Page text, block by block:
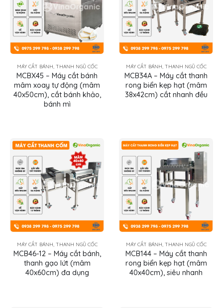
MÁY CẮT BÁNH, THANH NGŨ CỐC
MCBX45 – Máy cắt bánh
mâm xoay tự động (mâm
40x50cm), cắt bánh khảo,
bánh mì
MÁY CẮT BÁNH, THANH NGŨ CỐC
MCB34A – Máy cắt thanh
rong biển kẹp hạt (mâm
38x42cm) cắt nhanh đều
MÁY CẮT BÁNH, THANH NGŨ CỐC
MCB46-12 – Máy cắt bánh,
thanh gạo lứt (mâm
40x60cm) đa dụng
MÁY CẮT BÁNH, THANH NGŨ CỐC
MCB144 – Máy cắt thanh
rong biển kẹp hạt (mâm
40x40cm), siêu nhanh